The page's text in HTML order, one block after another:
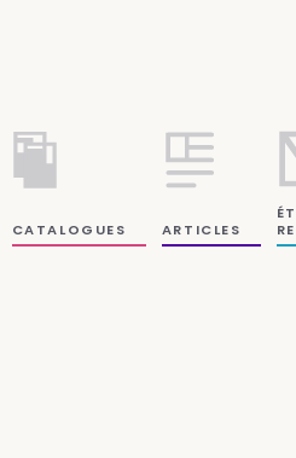
CATALOGUES ARTICLES